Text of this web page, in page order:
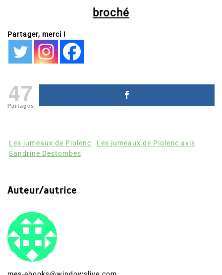
broché
Partager, merci !
47
Partages
Les jumeaux de Piolenc
Les jumeaux de Piolenc avis
Sandrine Destombes
Auteur/autrice